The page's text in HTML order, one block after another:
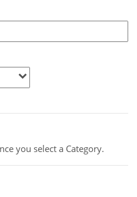
you select a Category.